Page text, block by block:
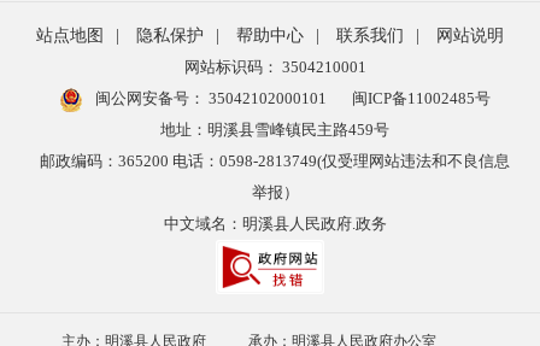
站点地图 隐私保护 帮助中心 联系我们
网站说明
网站标识码： 3504210001
闽公网安备号： 35042102000101
闽ICP备11002485号
地址：明溪县雪峰镇民主路459号
邮政编码：365200 电话：0598-2813749(仅受理网站违法和不良信息
举报）
中文域名：明溪县人民政府.政务
主办：明溪县人民政府 承办：明溪县人民政府办公室